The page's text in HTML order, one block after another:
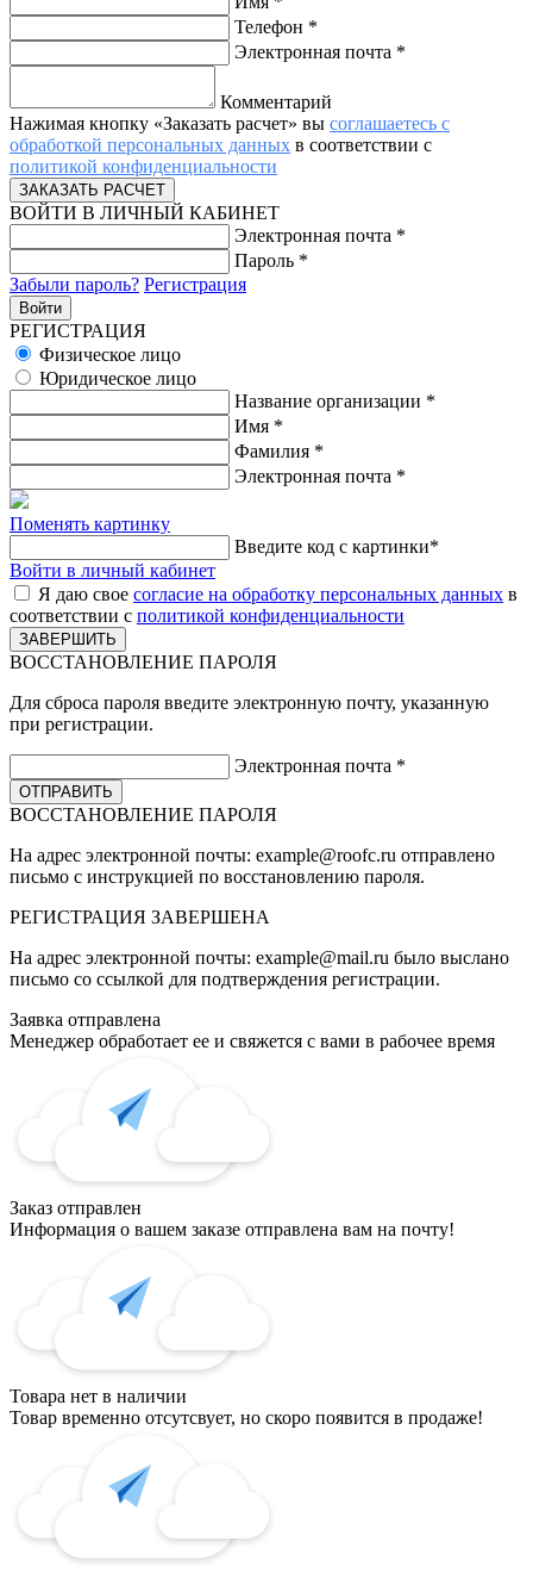
Телефон *
Электронная почта *
Комментарий
Нажимая кнопку «Заказать расчет» вы соглашаетесь с
обработкой персональных данных в соответствии с
политикой конфиденциальности
ВОЙТИ В ЛИЧНЫЙ КАБИНЕТ
Электронная почта *
Пароль *
Забыли пароль? Регистрация
РЕГИСТРАЦИЯ
Физическое лицо
Юридическое лицо
Название организации *
Имя *
Фамилия *
Электронная почта *
Поменять картинку
Введите код с картинки*
Войти в личный кабинет
Я даю свое согласие на обработку персональных данных в
соответствии с политикой конфиденциальности
ВОССТАНОВЛЕНИЕ ПАРОЛЯ
Для сброса пароля введите электронную почту, указанную
при регистрации.
Электронная почта *
ВОССТАНОВЛЕНИЕ ПАРОЛЯ
На адрес электронной почты: example@roofc.ru отправлено
письмо с инструкцией по восстановлению пароля.
РЕГИСТРАЦИЯ ЗАВЕРШЕНА
На адрес электронной почты: example@mail.ru было выслано
письмо со ссылкой для подтверждения регистрации.
Заявка отправлена
Менеджер обработает ее и свяжется с вами в рабочее время
Заказ отправлен
Информация о вашем заказе отправлена вам на почту!
Товара нет в наличии
Товар временно отсутсвует, но скоро появится в продаже!